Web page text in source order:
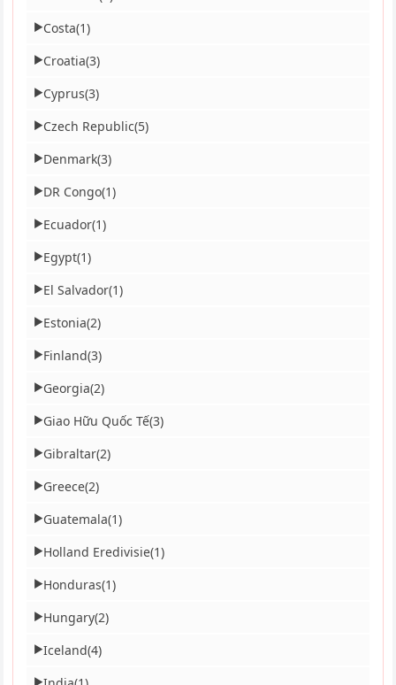
▶Costa(1)
▶Croatia(3)
▶Cyprus(3)
▶Czech Republic(5)
▶Denmark(3)
▶DR Congo(1)
▶Ecuador(1)
▶Egypt(1)
▶El Salvador(1)
▶Estonia(2)
▶Finland(3)
▶Georgia(2)
▶Giao Hữu Quốc Tế(3)
▶Gibraltar(2)
▶Greece(2)
▶Guatemala(1)
▶Holland Eredivisie(1)
▶Honduras(1)
▶Hungary(2)
▶Iceland(4)
▶